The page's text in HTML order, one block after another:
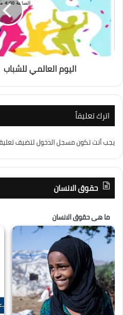
اليوم العالمي
اترك تعليقاً
يجب أنت تكونمسجل الدخوللتضيف
حقوق الانسان
ما هى حقوق الانسان